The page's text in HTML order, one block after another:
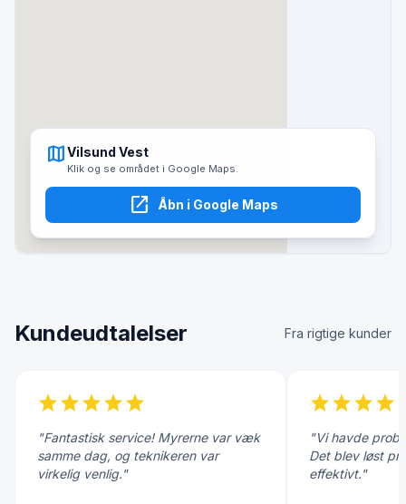
mapVilsund Vest
Klik og se området i Google Maps.
open_in_new Åbn i Google Maps
Kundeudtalelser Fra rigtige kunder
starstarstarstarstar
"Fantastisk service! Myrerne var væk
samme dag, og teknikeren var
virkelig venlig."
starstarstarstar
"Vi havde
Det blev løst
effektivt."